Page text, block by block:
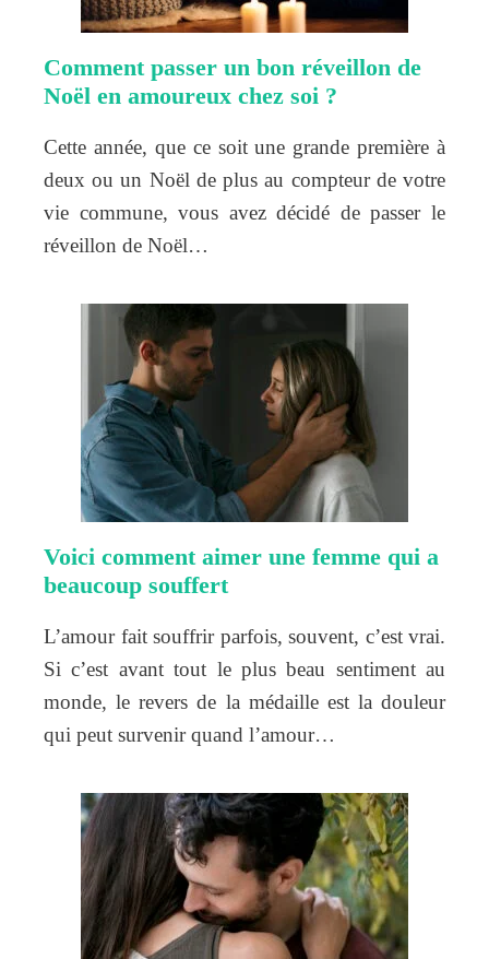
Comment passer un bon réveillon de
Noël en amoureux chez soi ?
Cette année, que ce soit une grande première à
deux ou un Noël de plus au compteur de votre
vie commune, vous avez décidé de passer le
réveillon de Noël…
Voici comment aimer une femme qui a
beaucoup souffert
L’amour fait souffrir parfois, souvent, c’est vrai.
Si c’est avant tout le plus beau sentiment au
monde, le revers de la médaille est la douleur
qui peut survenir quand l’amour…